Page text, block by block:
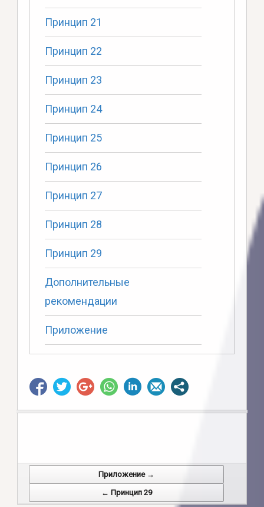
Принцип 21
Принцип 22
Принцип 23
Принцип 24
Принцип 25
Принцип 26
Принцип 27
Принцип 28
Принцип 29
Дополнительные
рекомендации
Приложение
Post navigationПриложение →
← Принцип 29